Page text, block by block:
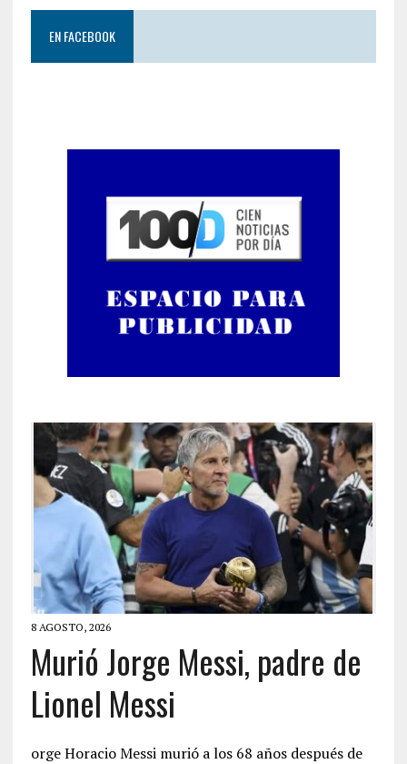
EN FACEBOOK
8 AGOSTO, 2026
Murió Jorge Messi, padre de
Lionel Messi
orge Horacio Messi murió a los 68 años después de